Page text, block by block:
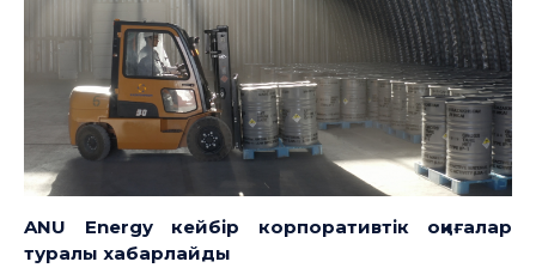
ANU Energy кейбір корпоративтік
оқиғалар
туралы хабарлайды